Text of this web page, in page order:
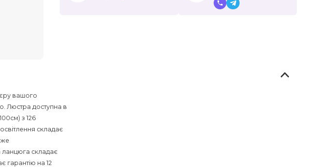
вашого
Люстра доступна в
з 126
складає
ланцюга складає
гарантію на 12